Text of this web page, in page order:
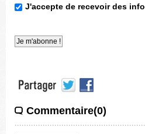
J'accepte de recevoir des
Commentaire(0)